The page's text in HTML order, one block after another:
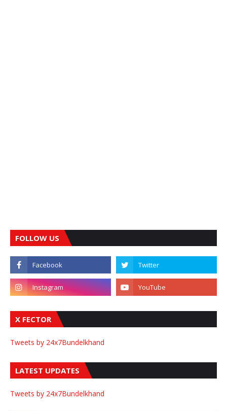
FOLLOW US
X FECTOR
Tweets by 24x7Bundelkhand
LATEST UPDATES
Tweets by 24x7Bundelkhand